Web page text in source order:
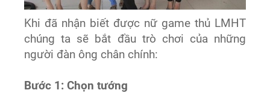
Khi đã nhận biết được nữ game thủ LMHT
chúng ta sẽ bắt đầu trò chơi của những
người đàn ông chân chính:
Bước 1: Chọn tướng